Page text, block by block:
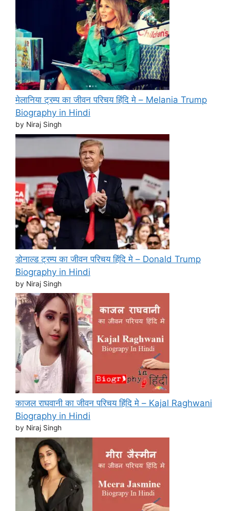
मेलानिया ट्रम्प का जीवन परिचय हिंदि मे – Melania Trump
Biography in Hindi
by Niraj Singh
डोनाल्ड ट्रम्प का जीवन परिचय हिंदि मे – Donald Trump
Biography in Hindi
by Niraj Singh
काजल राघवानी का जीवन परिचय हिंदि मे – Kajal Raghwani
Biography in Hindi
by Niraj Singh